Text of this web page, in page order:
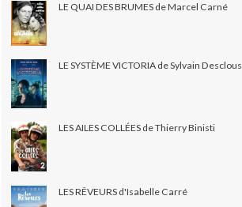
LE QUAI DES BRUMES de Marcel Carné
LE SYSTÈME VICTORIA de Sylvain Desclous
LES AILES COLLÉES de Thierry Binisti
LES RÊVEURS d'Isabelle Carré